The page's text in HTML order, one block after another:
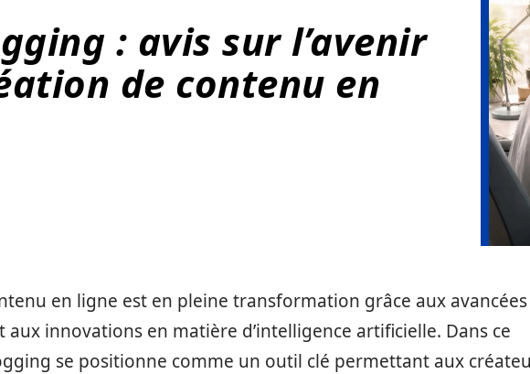
: avis sur l’avenir
de contenu en
en ligne est en pleine transformation grâce aux avancées
innovations en matière d’intelligence artificielle. Dans ce
se positionne comme un outil clé permettant aux